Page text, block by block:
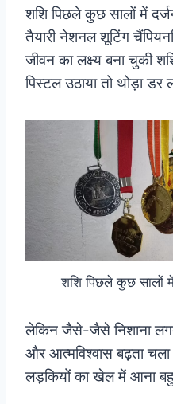
शशि पिछले कुछ सालों में
तैयारी नेशनल शूटिंग
जीवन का लक्ष्य बना चुकी
पिस्टल उठाया तो थोड़ा डर
शशि पिछले कुछ सालों
लेकिन जैसे-जैसे निशाना
और आत्मविश्वास बढ़ता चला
लड़कियों का खेल में आना